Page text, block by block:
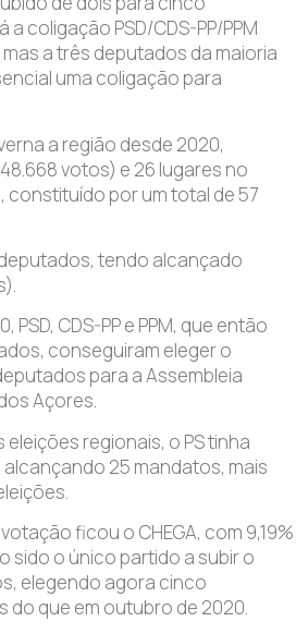
coligação PSD/CDS-PP/PPM
a três deputados da maioria
uma coligação para
a região desde 2020,
votos) e 26 lugares no
constituído por um total de 57
tendo alcançado
PSD, CDS-PP e PPM, que então
conseguiram eleger o
para a Assembleia
Açores.
eleições regionais, o PS tinha
25 mandatos, mais
ficou o CHEGA, com 9,19%
sido o único partido a subir o
elegendo agora cinco
do que em outubro de 2020.